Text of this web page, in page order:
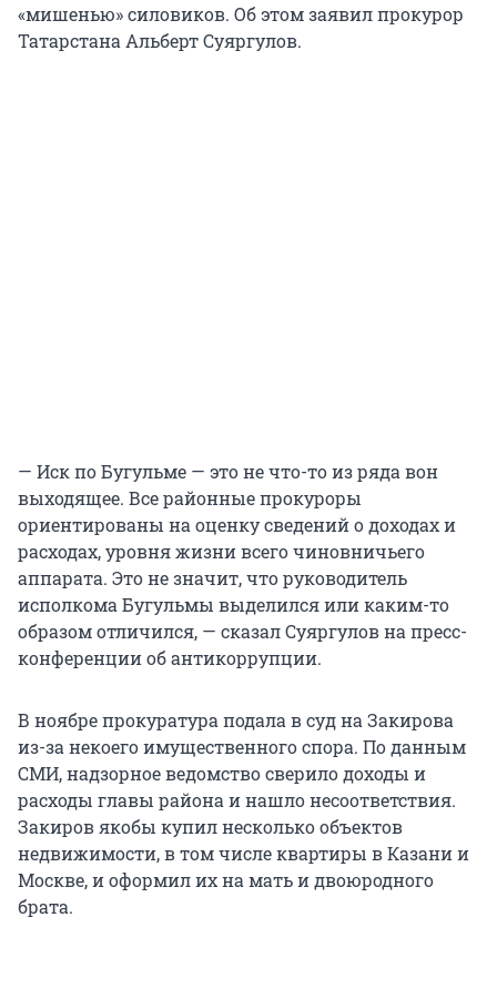
«мишенью» силовиков. Об этом заявил прокурор
Татарстана Альберт Суяргулов.
— Иск по Бугульме — это не что-то из ряда вон
выходящее. Все районные прокуроры
ориентированы на оценку сведений о доходах и
расходах, уровня жизни всего чиновничьего
аппарата. Это не значит, что руководитель
исполкома Бугульмы выделился или каким-то
образом отличился, — сказал Суяргулов на пресс-
конференции об антикоррупции.
В ноябре прокуратура подала в суд на Закирова
из-за некоего имущественного спора. По данным
СМИ, надзорное ведомство сверило доходы и
расходы главы района и нашло несоответствия.
Закиров якобы купил несколько объектов
недвижимости, в том числе квартиры в Казани и
Москве, и оформил их на мать и двоюродного
брата.